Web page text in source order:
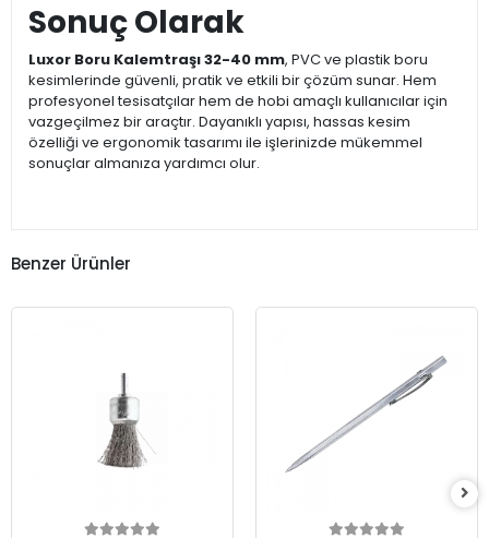
Sonuç Olarak
Luxor Boru Kalemtraşı 32-40 mm, PVC ve plastik boru
kesimlerinde güvenli, pratik ve etkili bir çözüm sunar. Hem
profesyonel tesisatçılar hem de hobi amaçlı kullanıcılar için
vazgeçilmez bir araçtır. Dayanıklı yapısı, hassas kesim
özelliği ve ergonomik tasarımı ile işlerinizde mükemmel
sonuçlar almanıza yardımcı olur.
Benzer Ürünler